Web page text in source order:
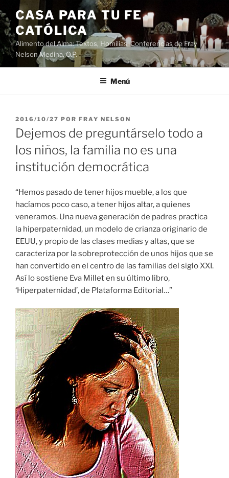
Saltar
al
contenido
CASA PARA TU FE
CATÓLICA
Alimento del Alma: Textos, Homilias, Conferencias de Fray
Nelson Medina, O.P.
Menú
PUBLICADO
EL
2016/10/27 POR FRAY NELSON
Dejemos de preguntárselo todo a
los niños, la familia no es una
institución democrática
“Hemos pasado de tener hijos mueble, a los que
hacíamos poco caso, a tener hijos altar, a quienes
veneramos. Una nueva generación de padres practica
la hiperpaternidad, un modelo de crianza originario de
EEUU, y propio de las clases medias y altas, que se
caracteriza por la sobreprotección de unos hijos que se
han convertido en el centro de las familias del siglo XXI.
Así lo sostiene Eva Millet en su último libro,
‘Hiperpaternidad’, de Plataforma Editorial…”